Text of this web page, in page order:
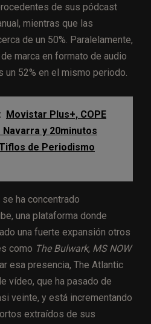
de sus pódcast
mientras que las
de un 50%. Paralelamente,
marca en formato de audio
52% en el mismo periodo.
Movistar Plus+, COPE
y 20minutos
de Periodismo
ha concentrado
una plataforma donde
una fuerte expansión otros
como The Bulwark, MS NOW
esa presencia, The Atlantic
vídeo, que ha pasado de
veinte, y está incrementando
extraídos de sus